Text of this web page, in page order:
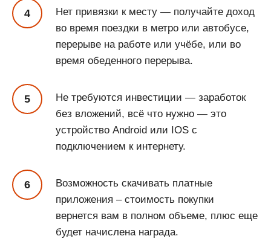
Нет привязки к месту — получайте доход
во время поездки в метро или автобусе,
перерыве на работе или учёбе, или во
время обеденного перерыва.
Не требуются инвестиции — заработок
без вложений, всё что нужно — это
устройство Android или IOS с
подключением к интернету.
Возможность скачивать платные
приложения – стоимость покупки
вернется вам в полном объеме, плюс еще
будет начислена награда.